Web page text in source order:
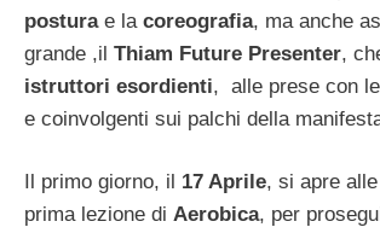
posturae la coreografia, ma anche
grande ,il Thiam Future Presenter,
istruttori esordienti, alle prese con
e coinvolgenti sui palchi della
Il primo giorno, il 17 Aprile, si apre
prima lezione di Aerobica, per